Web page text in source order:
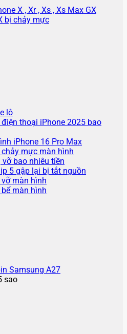
X , Xr , Xs , Xs Max GX
bị chảy mực
lôKhông
có
luận
ở
Thay
màn
hình
iPhone
thoại iPhone 2025 bao
iPhone 16 Pro MaxKhông
luận
mực màn hình
bình
bao nhiêu tiền
có
5 gập lại bị tắt nguồn
màn hình
bị
vỡ
màn hình
Max
bị
Samsung A27
sao